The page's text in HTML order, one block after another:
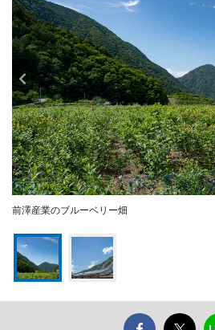
前澤産業のブルーベリー畑